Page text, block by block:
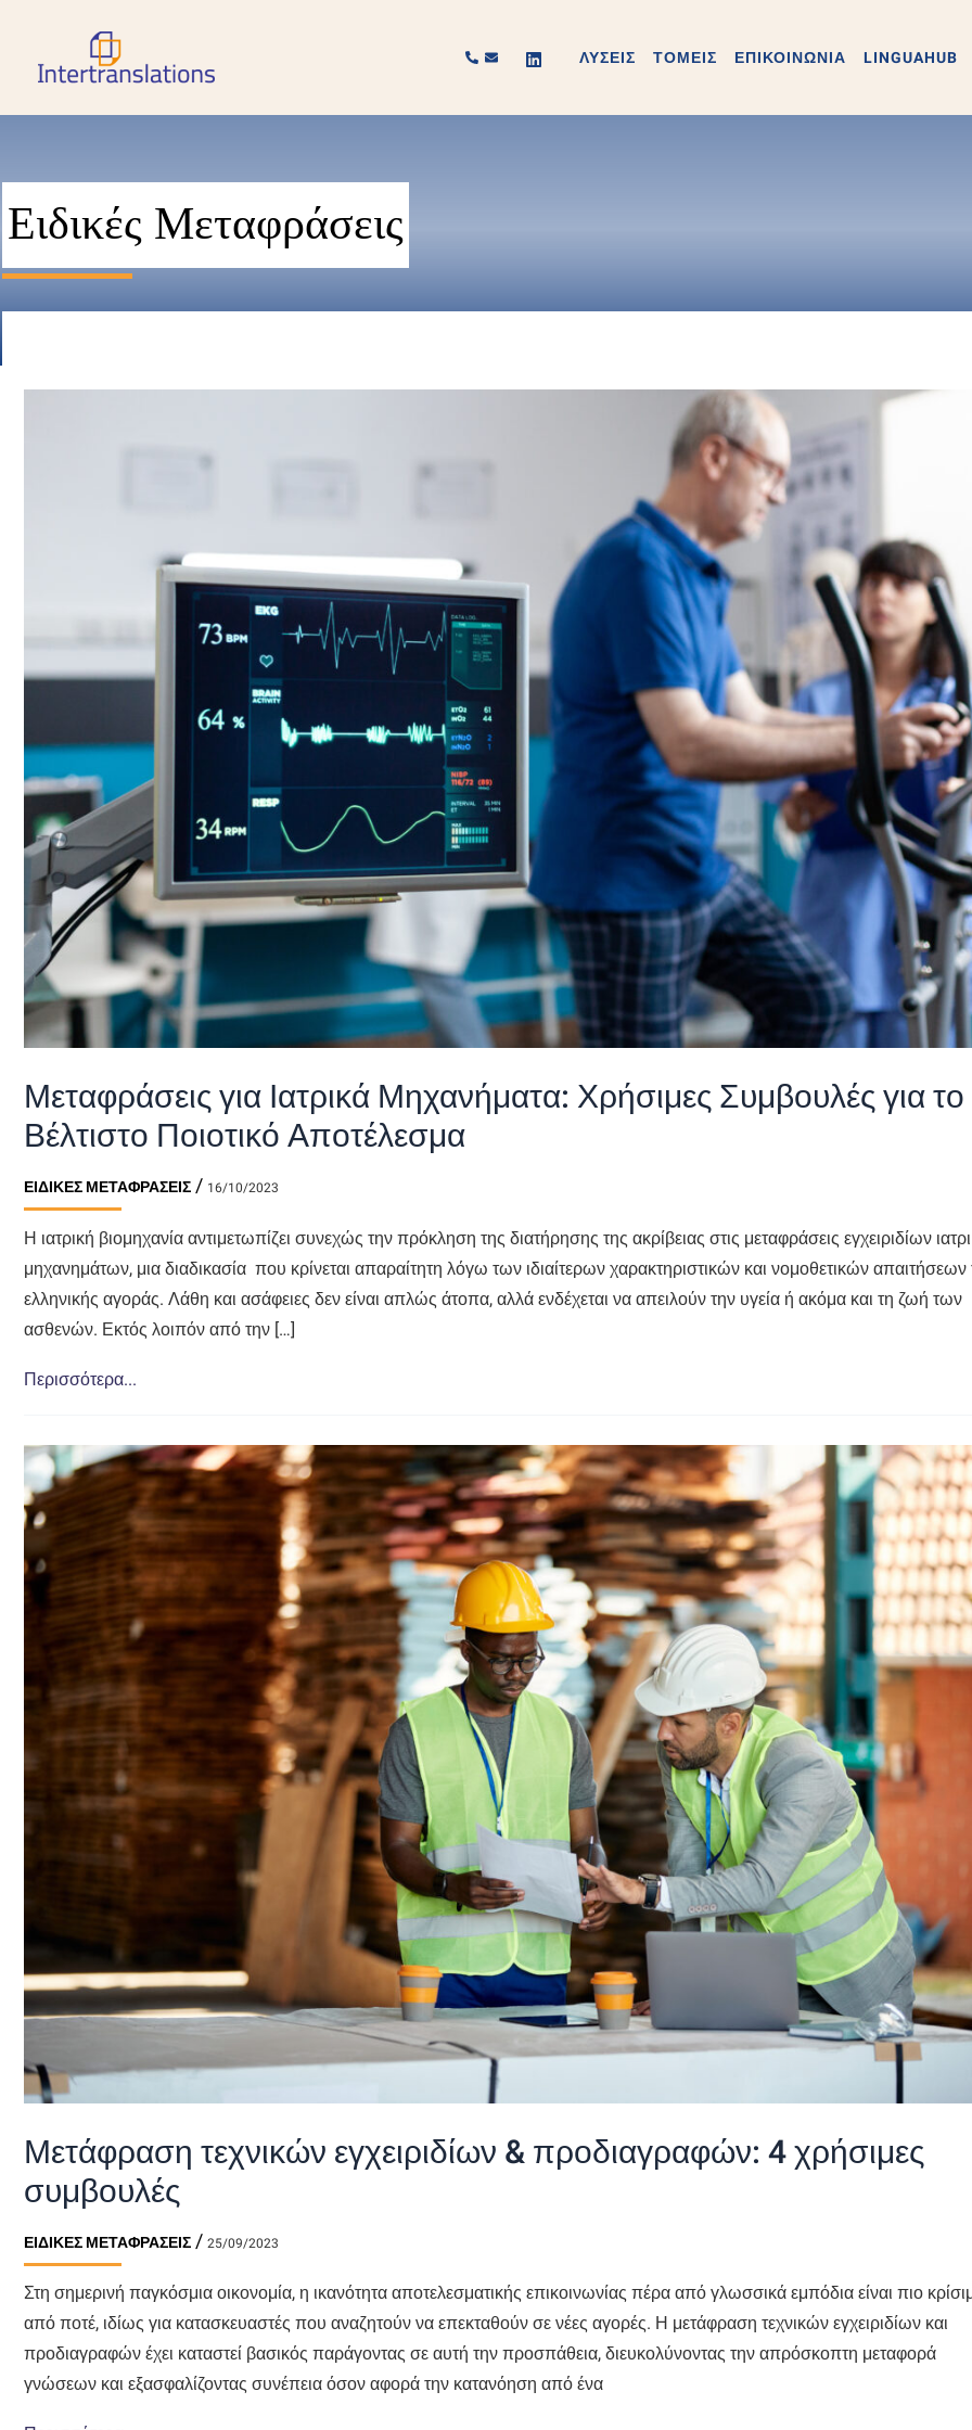
περιεχόμενο
ΛΥΣΕΙΣ ΤΟΜΕΙΣ ΕΠΙΚΟΙΝΩΝΙΑ LINGUAHUB
Ειδικές Μεταφράσεις
Μεταφράσεις για Ιατρικά Μηχανήματα: Χρήσιμες Συμβουλές για το
Βέλτιστο Ποιοτικό Αποτέλεσμα
ΕΙΔΙΚΈΣ ΜΕΤΑΦΡΆΣΕΙΣ / 16/10/2023
Η ιατρική βιομηχανία αντιμετωπίζει συνεχώς την πρόκληση της διατήρησης της ακρίβειας στις μεταφράσεις εγχειριδίων
μηχανημάτων, μια διαδικασία που κρίνεται απαραίτητη λόγω των ιδιαίτερων χαρακτηριστικών και νομοθετικών απαιτήσεων
ελληνικής αγοράς. Λάθη και ασάφειες δεν είναι απλώς άτοπα, αλλά ενδέχεται να απειλούν την υγεία ή ακόμα και τη ζωή των
ασθενών. Εκτός λοιπόν από την […]
Μεταφράσεις
Μηχανήματα:
Χρήσιμες
Συμβουλές
για
το
Βέλτιστο
Ποιοτικό
Αποτέλεσμα
Περισσότερα...
Μετάφραση τεχνικών εγχειριδίων & προδιαγραφών: 4 χρήσιμες
συμβουλές
ΕΙΔΙΚΈΣ ΜΕΤΑΦΡΆΣΕΙΣ / 25/09/2023
Στη σημερινή παγκόσμια οικονομία, η ικανότητα αποτελεσματικής επικοινωνίας πέρα από γλωσσικά εμπόδια είναι πιο
από ποτέ, ιδίως για κατασκευαστές που αναζητούν να επεκταθούν σε νέες αγορές. Η μετάφραση τεχνικών εγχειριδίων και
προδιαγραφών έχει καταστεί βασικός παράγοντας σε αυτή την προσπάθεια, διευκολύνοντας την απρόσκοπτη μεταφορά
γνώσεων και εξασφαλίζοντας συνέπεια όσον αφορά την κατανόηση από ένα